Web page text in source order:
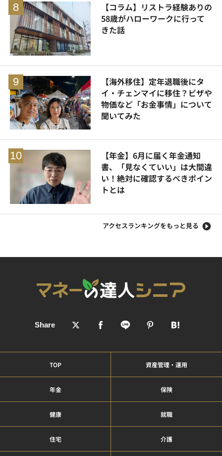
【コラム】リストラ経験ありの
58歳がハローワークに行って
きた話
【海外移住】定年退職後にタ
イ・チェンマイに移住？ビザや
物価など「お金事情」について
聞いてみた
【年金】6月に届く年金通知
書、「見なくていい」は大間違
い！絶対に確認するべきポイン
トとは
アクセスランキングをもっと見る
TOP 資産管理・運用
年金 保険
健康 就職
住宅 介護